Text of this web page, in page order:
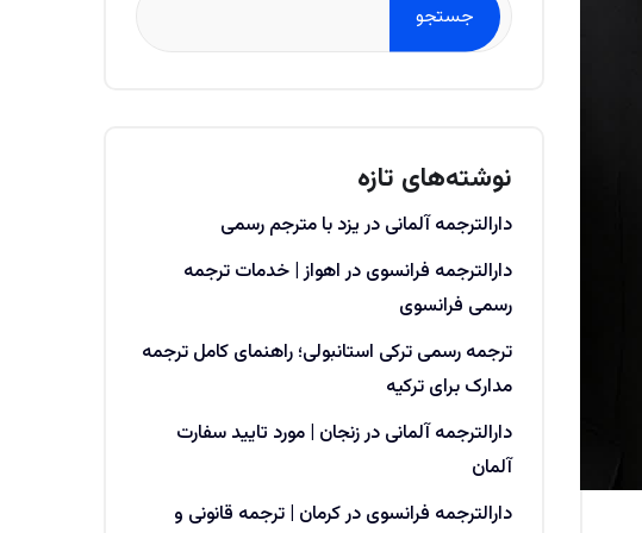
جستجو
نوشته‌های تازه
دارالترجمه آلمانی در یزد با مترجم رسمی
دارالترجمه فرانسوی در اهواز | خدمات ترجمه
رسمی فرانسوی
ترجمه رسمی ترکی استانبولی؛ راهنمای کامل ترجمه
مدارک برای ترکیه
دارالترجمه آلمانی در زنجان | مورد تایید سفارت
آلمان
دارالترجمه فرانسوی در کرمان | ترجمه قانونی و